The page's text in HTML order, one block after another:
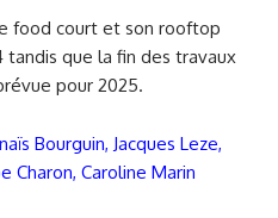
food court et son rooftop
tandis que la fin des travaux
pour 2025.
Bourguin, Jacques Leze,
Charon, Caroline Marin